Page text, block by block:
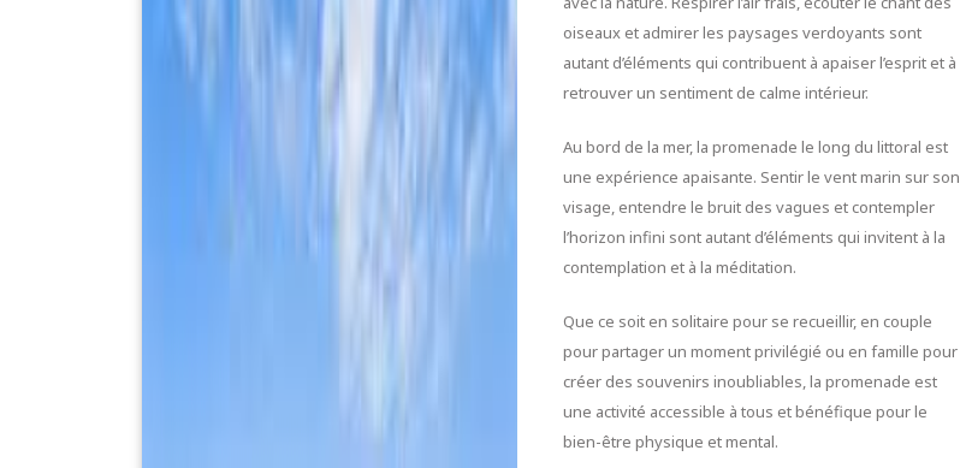
oiseaux et admirer les paysages verdoyants sont
autant d’éléments qui contribuent à apaiser l’esprit et à
retrouver un sentiment de calme intérieur.
Au bord de la mer, la promenade le long du littoral est
une expérience apaisante. Sentir le vent marin sur son
visage, entendre le bruit des vagues et contempler
l’horizon infini sont autant d’éléments qui invitent à la
contemplation et à la méditation.
Que ce soit en solitaire pour se recueillir, en couple
pour partager un moment privilégié ou en famille pour
créer des souvenirs inoubliables, la promenade est
une activité accessible à tous et bénéfique pour le
bien-être physique et mental.